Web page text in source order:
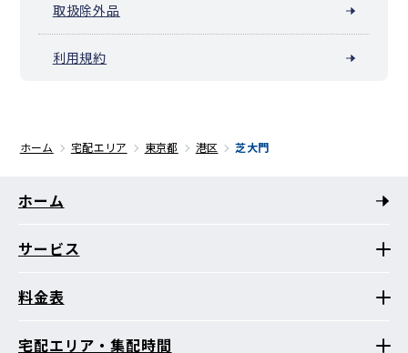
取扱除外品
利用規約
ホーム 宅配エリア 東京都 港区 芝大門
ホーム
サービス
料金表
宅配エリア・集配時間